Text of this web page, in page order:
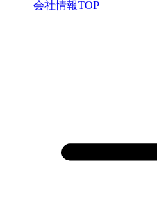
会社情報TOP